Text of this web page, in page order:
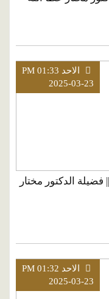
الاحد PM 01:33
2025-03-23
الدكتور مختار
الاحد PM 01:32
2025-03-23